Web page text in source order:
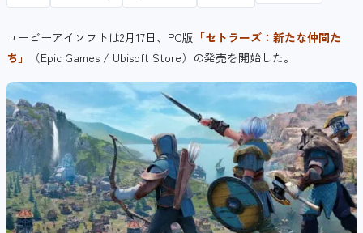
ユービーアイソフトは2月17日、PC版 「セトラーズ：新たな仲間た
ち」
（Epic Games / Ubisoft Store）の発売を開始した。